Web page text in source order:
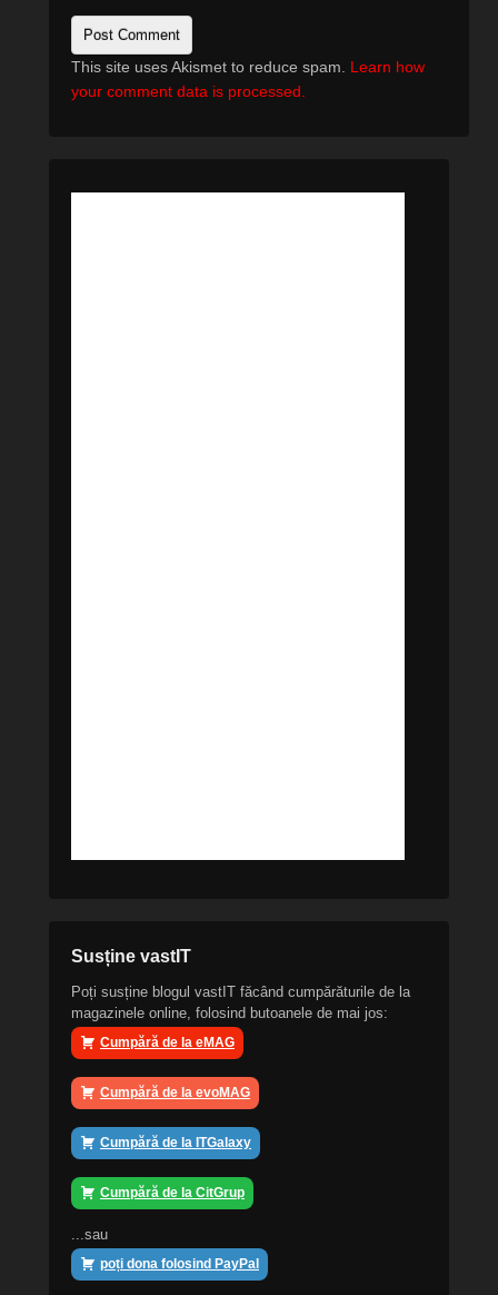
This site uses Akismet to reduce spam. Learn how
your comment data is processed.
Susține vastIT
Poți susține blogul vastIT făcând cumpărăturile de la
magazinele online, folosind butoanele de mai jos:
Cumpără de la eMAG
Cumpără de la evoMAG
Cumpără de la ITGalaxy
Cumpără de la CitGrup
...sau
poți dona folosind PayPal